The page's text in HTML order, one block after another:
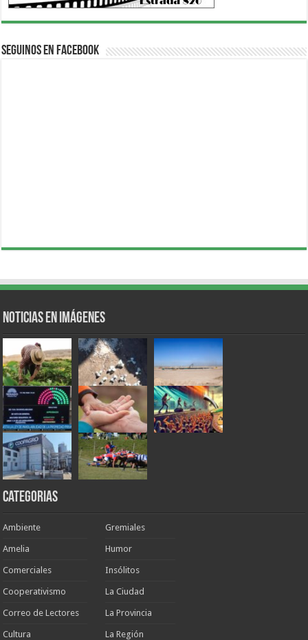
Seguinos en Facebook
Noticias en Imágenes
Categorias
Ambiente
Amelia
Comerciales
Cooperativismo
Correo de Lectores
Cultura
Gremiales
Humor
Insólitos
La Ciudad
La Provincia
La Región